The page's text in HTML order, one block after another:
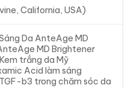
California, USA)
Da AnteAge MD
MD Brightener
trắng da Mỹ
Acid làm sáng
b3 trong chăm sóc da